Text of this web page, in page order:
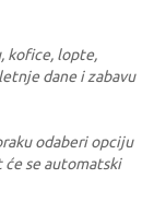
kofice, lopte,
dane i zabavu
odaberi opciju
se automatski